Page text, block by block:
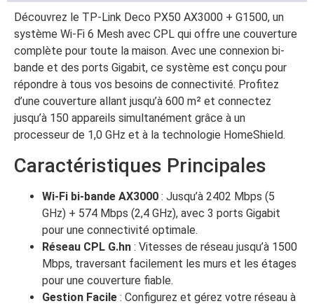
Découvrez le TP-Link Deco PX50 AX3000 + G1500, un
système Wi-Fi 6 Mesh avec CPL qui offre une couverture
complète pour toute la maison. Avec une connexion bi-
bande et des ports Gigabit, ce système est conçu pour
répondre à tous vos besoins de connectivité. Profitez
d’une couverture allant jusqu’à 600 m² et connectez
jusqu’à 150 appareils simultanément grâce à un
processeur de 1,0 GHz et à la technologie HomeShield.
Caractéristiques Principales
Wi-Fi bi-bande AX3000 : Jusqu’à 2402 Mbps (5
GHz) + 574 Mbps (2,4 GHz), avec 3 ports Gigabit
pour une connectivité optimale.
Réseau CPL G.hn : Vitesses de réseau jusqu’à 1500
Mbps, traversant facilement les murs et les étages
pour une couverture fiable.
Gestion Facile : Configurez et gérez votre réseau à